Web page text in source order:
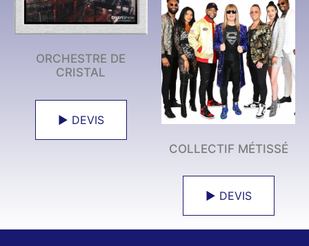
ORCHESTRE DE
CRISTAL
► DEVIS
COLLECTIF MÉTISSÉ
► DEVIS